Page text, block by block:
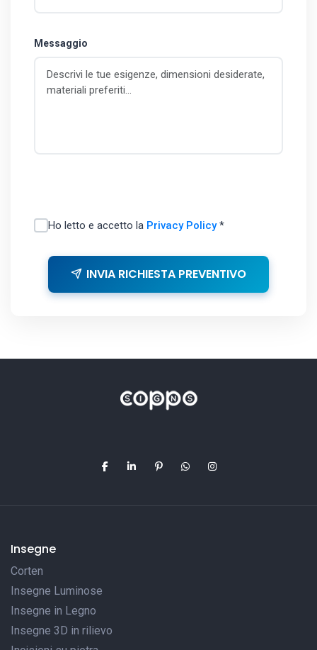
Messaggio
Ho letto e accetto la Privacy Policy*
INVIA RICHIESTA PREVENTIVO
Insegne
Corten
Insegne Luminose
Insegne in Legno
Insegne 3D in rilievo